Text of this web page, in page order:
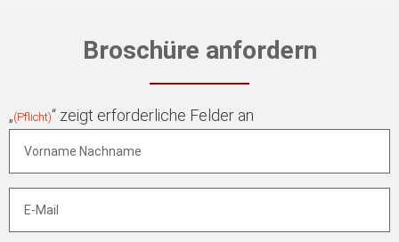
Broschüre anfordern
„(Pflicht)“ zeigt erforderliche Felder an
Nachname
Mail